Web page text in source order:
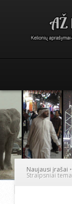
Naujausi įrašai •
Straipsniai tema